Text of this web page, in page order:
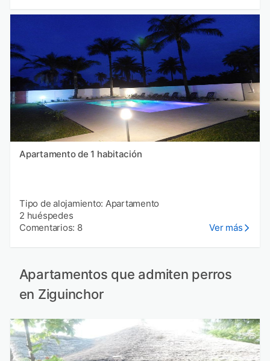
Apartamento de 1 habitación
Tipo de alojamiento: Apartamento
2 huéspedes
Comentarios: 8
Ver más
Apartamentos que admiten perros
en Ziguinchor